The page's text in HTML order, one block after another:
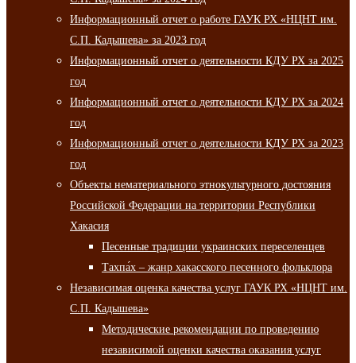
Информационный отчет о работе ГАУК РХ «НЦНТ им.
С.П. Кадышева» за 2023 год
Информационный отчет о деятельности КДУ РХ за 2025
год
Информационный отчет о деятельности КДУ РХ за 2024
год
Информационный отчет о деятельности КДУ РХ за 2023
год
Объекты нематериального этнокультурного достояния
Российской Федерации на территории Республики
Хакасия
Песенные традиции украинских переселенцев
Тахпа́х – жанр хакасского песенного фольклора
Независимая оценка качества услуг ГАУК РХ «НЦНТ им.
С.П. Кадышева»
Методические рекомендации по проведению
независимой оценки качества оказания услуг